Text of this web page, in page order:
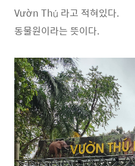
Vườn Thú 라고 적혀있다.
동물원이라는 뜻이다.